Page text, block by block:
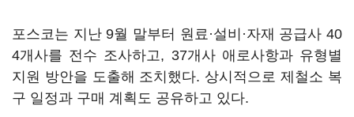
포스코는 지난 9월 말부터 원료·설비·자재 공급사 40
4개사를 전수 조사하고, 37개사 애로사항과 유형별
지원 방안을 도출해 조치했다. 상시적으로 제철소 복
구 일정과 구매 계획도 공유하고 있다.